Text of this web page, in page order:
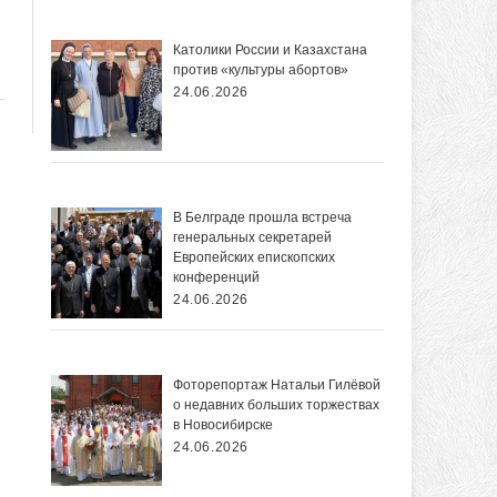
Католики России и Казахстана
против «культуры абортов»
24.06.2026
В Белграде прошла встреча
генеральных секретарей
Европейских епископских
конференций
24.06.2026
Фоторепортаж Натальи Гилёвой
о недавних больших торжествах
в Новосибирске
24.06.2026